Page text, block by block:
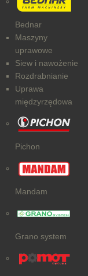
Bednar
Maszyny
uprawowe
Siew i nawożenie
Rozdrabnianie
Uprawa
międzyrzędowa
Pichon
Mandam
Grano system